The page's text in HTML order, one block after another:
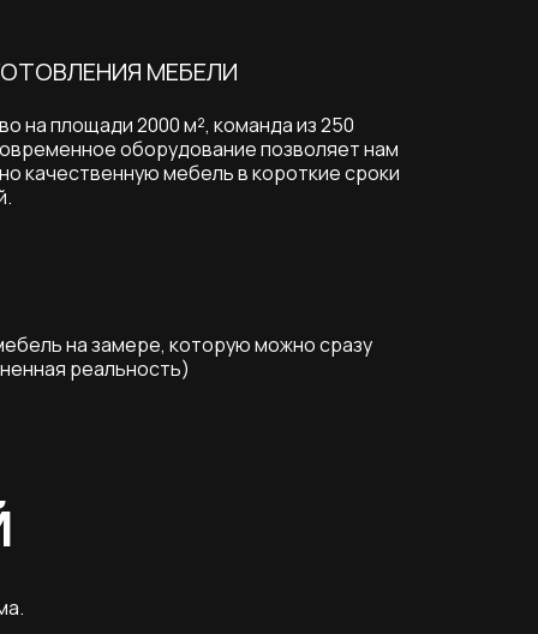
на площади 2000 м², команда из 250
оборудование позволяет нам
качественную мебель в короткие сроки
МЕБЕЛИ
на замере, которую можно сразу
реальность)